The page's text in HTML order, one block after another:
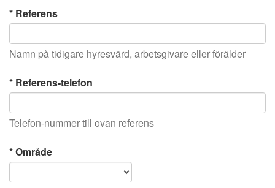
* Referens
Namn på tidigare hyresvärd, arbetsgivare eller förälder
* Referens-telefon
Telefon-nummer till ovan referens
* Område